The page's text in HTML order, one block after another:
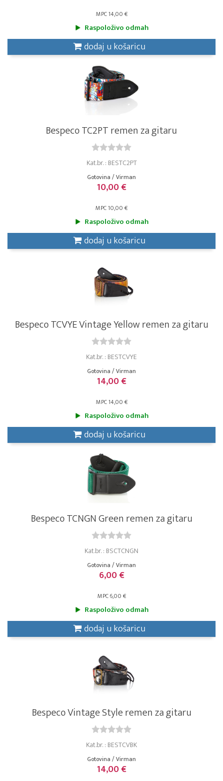
MPC 14,00 €
Raspoloživo odmah
dodaj u košaricu
Bespeco TC2PT remen za gitaru
Kat.br. : BESTC2PT
Gotovina / Virman
10,00 €
MPC 10,00 €
Raspoloživo odmah
dodaj u košaricu
Bespeco TCVYE Vintage Yellow remen za gitaru
Kat.br. : BESTCVYE
Gotovina / Virman
14,00 €
MPC 14,00 €
Raspoloživo odmah
dodaj u košaricu
Bespeco TCNGN Green remen za gitaru
Kat.br. : BSCTCNGN
Gotovina / Virman
6,00 €
MPC 6,00 €
Raspoloživo odmah
dodaj u košaricu
Bespeco Vintage Style remen za gitaru
Kat.br. : BESTCVBK
Gotovina / Virman
14,00 €